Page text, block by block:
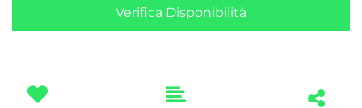
Verifica Disponibilità